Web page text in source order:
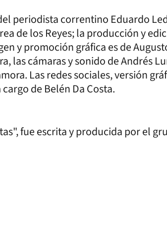
periodista correntino Eduardo
de los Reyes; la producción y
y promoción gráfica es de
las cámaras y sonido de Andrés
Las redes sociales, versión
de Belén Da Costa.
fue escrita y producida por el